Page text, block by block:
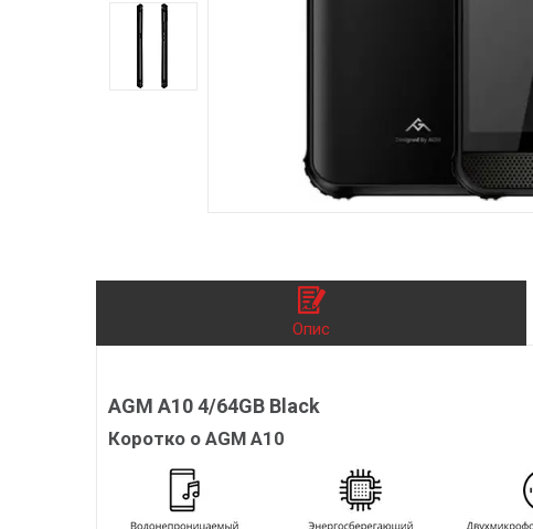
Опис
AGM A10 4/64GB Black
Коротко о AGM A10